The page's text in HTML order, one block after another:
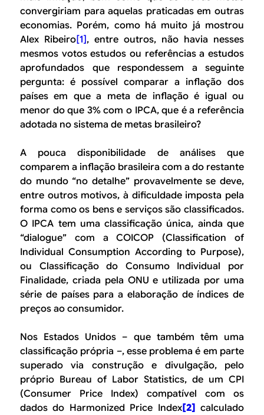
convergiriam para aquelas praticadas em outras
economias. Porém, como há muito já mostrou
Alex Ribeiro[1], entre outros, não havia nesses
mesmos votos estudos ou referências a estudos
aprofundados que respondessem a seguinte
pergunta: é possível comparar a inflação dos
países em que a meta de inflação é igual ou
menor do que 3% com o IPCA, que é a referência
adotada no sistema de metas brasileiro?
A pouca disponibilidade de análises que
comparem a inflação brasileira com a do restante
do mundo “no detalhe” provavelmente se deve,
entre outros motivos, à dificuldade imposta pela
forma como os bens e serviços são classificados.
O IPCA tem uma classificação única, ainda que
“dialogue” com a COICOP (Classification of
Individual Consumption According to Purpose),
ou Classificação do Consumo Individual por
Finalidade, criada pela ONU e utilizada por uma
série de países para a elaboração de índices de
preços ao consumidor.
Nos Estados Unidos – que também têm uma
classificação própria –, esse problema é em parte
superado via construção e divulgação, pelo
próprio Bureau of Labor Statistics, de um CPI
(Consumer Price Index) compatível com os
dados do Harmonized Price Index[2] calculado